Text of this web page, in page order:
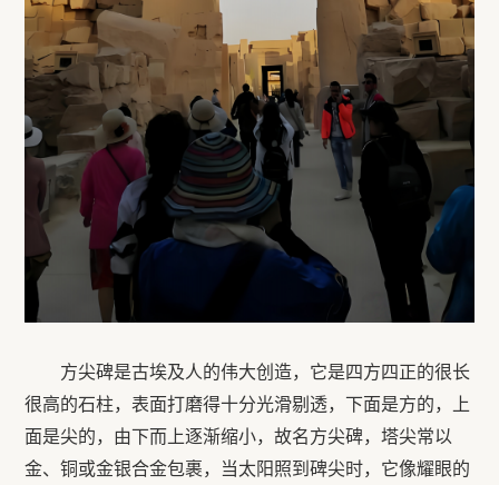
方尖碑是古埃及人的伟大创造，它是四方四正的很长
很高的石柱，表面打磨得十分光滑剔透，下面是方的，上
面是尖的，由下而上逐渐缩小，故名方尖碑，塔尖常以
金、铜或金银合金包裹，当太阳照到碑尖时，它像耀眼的